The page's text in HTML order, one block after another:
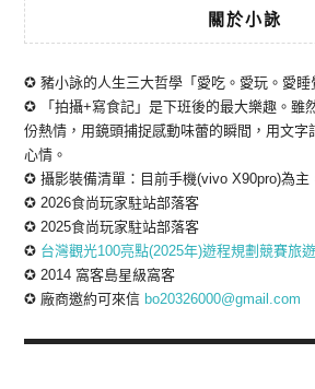
關於小詠
✪ 豬小詠的人生三大哲學「愛吃。愛玩。愛睡
✪ 「拍攝+寫食記」是下班後的最大樂趣。雖
份熱情，用鏡頭捕捉感動味蕾的瞬間，用文字
心情。
✪ 攝影裝備清單：目前手機(vivo X90pro)為主
✪ 2026食尚玩家駐站部落客
✪ 2025食尚玩家駐站部落客
✪ 台灣觀光100亮點(2025年)遊程規劃競賽旅
✪ 2014 窩客島星級窩客
✪ 廠商邀約可來信 bo20326000@gmail.com